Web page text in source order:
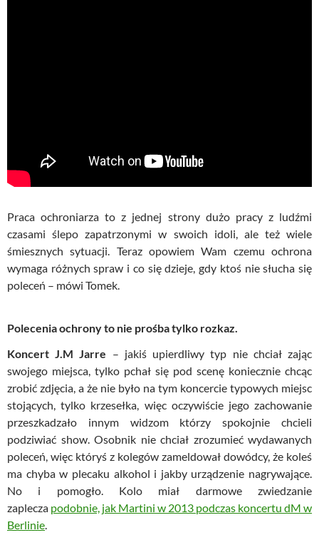
Praca ochroniarza to z jednej strony dużo pracy z ludźmi
czasami ślepo zapatrzonymi w swoich idoli, ale też wiele
śmiesznych sytuacji. Teraz opowiem Wam czemu ochrona
wymaga różnych spraw i co się dzieje, gdy ktoś nie słucha się
poleceń – mówi Tomek.
Polecenia ochrony to nie prośba tylko rozkaz.
Koncert J.M Jarre – jakiś upierdliwy typ nie chciał zając
swojego miejsca, tylko pchał się pod scenę koniecznie chcąc
zrobić zdjęcia, a że nie było na tym koncercie typowych miejsc
stojących, tylko krzesełka, więc oczywiście jego zachowanie
przeszkadzało innym widzom którzy spokojnie chcieli
podziwiać show. Osobnik nie chciał zrozumieć wydawanych
poleceń, więc któryś z kolegów zameldował dowódcy, że koleś
ma chyba w plecaku alkohol i jakby urządzenie nagrywające.
No i pomogło. Kolo miał darmowe zwiedzanie
zaplecza podobnie, jak Martini w 2013 podczas koncertu dM w
Berlinie.